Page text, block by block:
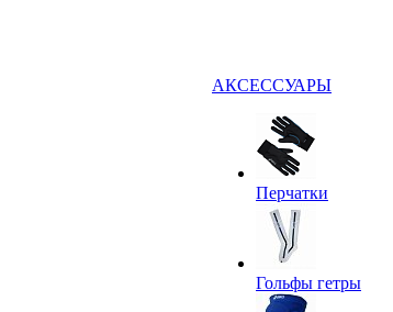
АКСЕССУАРЫ
Перчатки
Гольфы гетры